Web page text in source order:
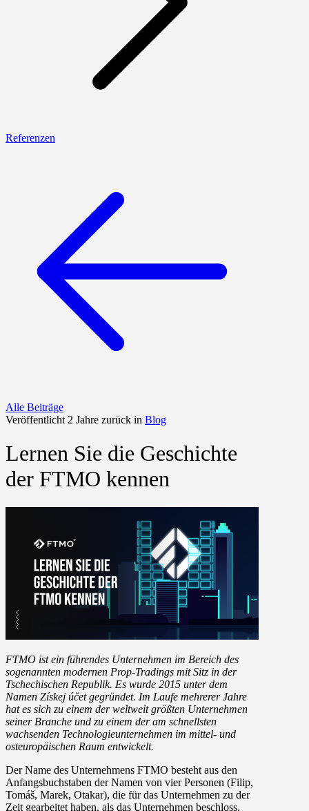
Referenzen
Alle Beiträge
Veröffentlicht 2 Jahre zurück in Blog
Lernen Sie die Geschichte
der FTMO kennen
FTMO ist ein führendes Unternehmen im Bereich des
sogenannten modernen Prop-Tradings mit Sitz in der
Tschechischen Republik. Es wurde 2015 unter dem
Namen Získej účet gegründet. Im Laufe mehrerer Jahre
hat es sich zu einem der weltweit größten Unternehmen
seiner Branche und zu einem der am schnellsten
wachsenden Technologieunternehmen im mittel- und
osteuropäischen Raum entwickelt.
Der Name des Unternehmens FTMO besteht aus den
Anfangsbuchstaben der Namen von vier Personen (Filip,
Tomáš, Marek, Otakar), die für das Unternehmen zu der
Zeit gearbeitet haben, als das Unternehmen beschloss,